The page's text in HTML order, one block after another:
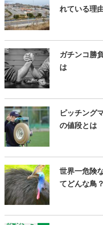
れている理
ガチンコ勝
は
ピッチング
の値段とは
世界一危険
てどんな鳥